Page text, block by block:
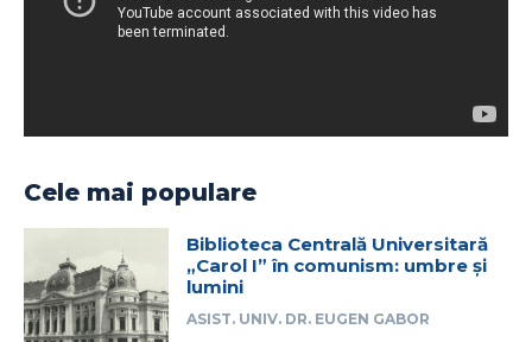
Cele mai populare
Biblioteca Centrală Universitară
„Carol I” în comunism: umbre și
lumini
ASIST. UNIV. DR. EUGEN GABOR